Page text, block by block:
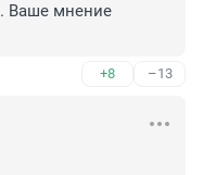
Ваше мнение
+8 –13